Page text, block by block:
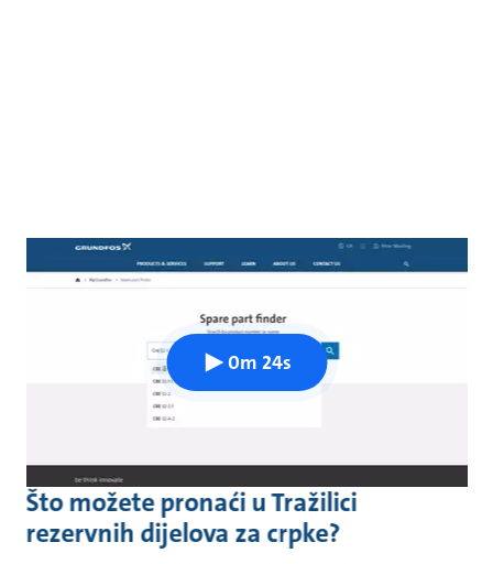
Što možete pronaći u Tražilici
rezervnih dijelova za crpke?
0m 24s